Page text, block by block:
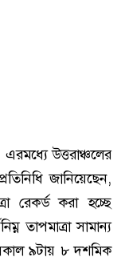
এরমধ্যে উত্তরাঞ্চলের
জানিয়েছেন,
রেকর্ড করা হচ্ছে
তাপমাত্রা সামান্য
৯টায় ৮ দশমিক